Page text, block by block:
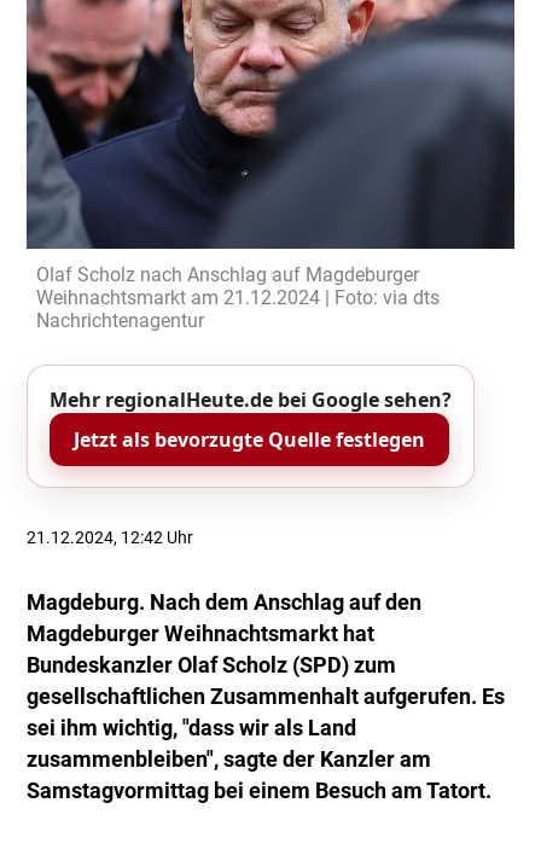
Olaf Scholz nach Anschlag auf Magdeburger
Weihnachtsmarkt am 21.12.2024 | Foto: via dts
Nachrichtenagentur
Mehr regionalHeute.de bei Google sehen?
Jetzt als bevorzugte Quelle festlegen
21.12.2024, 12:42 Uhr
Magdeburg. Nach dem Anschlag auf den
Magdeburger Weihnachtsmarkt hat
Bundeskanzler Olaf Scholz (SPD) zum
gesellschaftlichen Zusammenhalt aufgerufen. Es
sei ihm wichtig, "dass wir als Land
zusammenbleiben", sagte der Kanzler am
Samstagvormittag bei einem Besuch am Tatort.